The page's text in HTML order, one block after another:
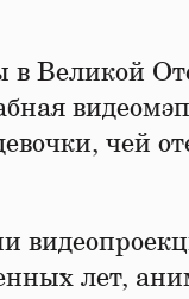
в Великой
чей
лет,